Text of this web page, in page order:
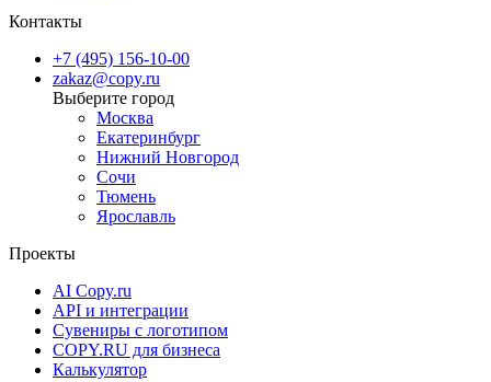
Контакты
+7 (495) 156-10-00
zakaz@copy.ru
Москва
Екатеринбург
Нижний Новгород
Сочи
Тюмень
Ярославль
Проекты
AI Copy.ru
API и интеграции
Сувениры с логотипом
COPY.RU для бизнеса
Калькулятор